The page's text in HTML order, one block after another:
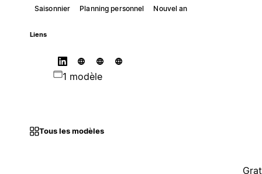
Saisonnier Planning personnel Nouvel an
Liens
1 modèle
Tous les modèles